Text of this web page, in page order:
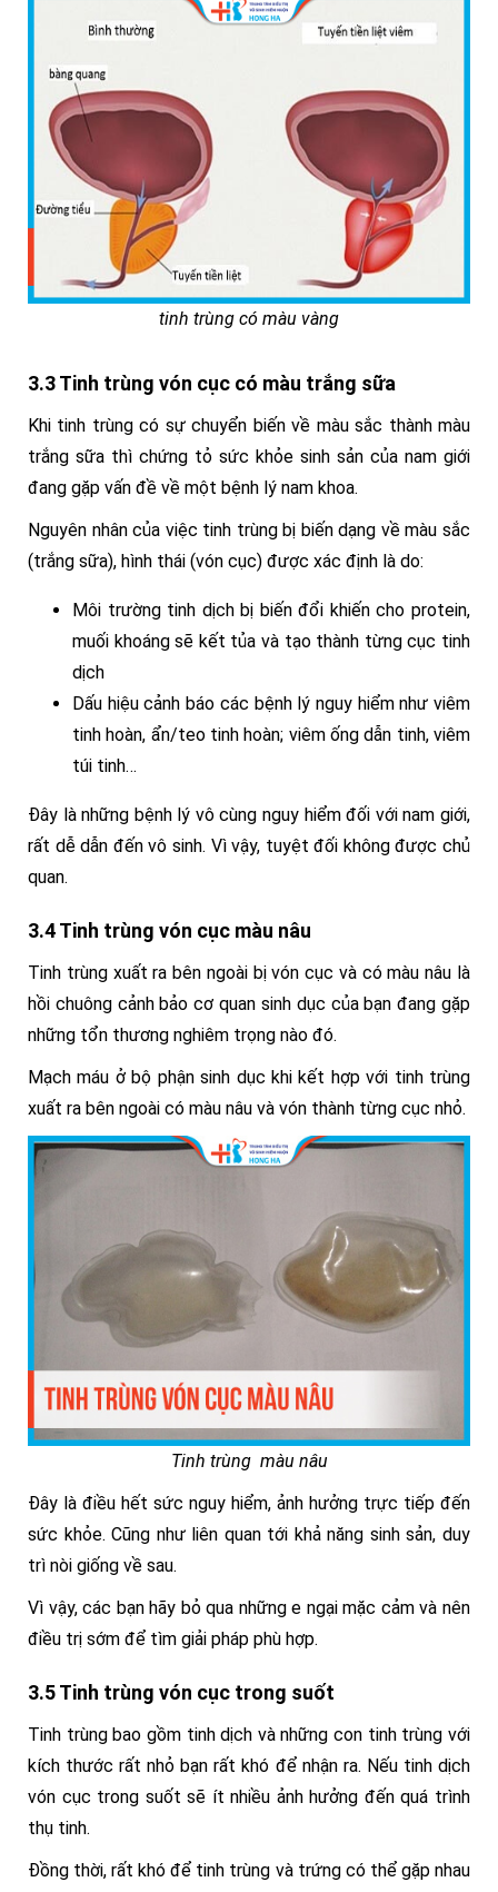
tinh trùng có màu vàng
3.3 Tinh trùng vón cục có màu trắng sữa
Khi tinh trùng có sự chuyển biến về màu sắc thành màu
trắng sữa thì chứng tỏ sức khỏe sinh sản của nam giới
đang gặp vấn đề về một bệnh lý nam khoa.
Nguyên nhân của việc tinh trùng bị biến dạng về màu sắc
(trắng sữa), hình thái (vón cục) được xác định là do:
Môi trường tinh dịch bị biến đổi khiến cho protein,
muối khoáng sẽ kết tủa và tạo thành từng cục tinh
dịch
Dấu hiệu cảnh báo các bệnh lý nguy hiểm như viêm
tinh hoàn, ẩn/teo tinh hoàn; viêm ống dẫn tinh, viêm
túi tinh…
Đây là những bệnh lý vô cùng nguy hiểm đối với nam giới,
rất dễ dẫn đến vô sinh. Vì vậy, tuyệt đối không được chủ
quan.
3.4 Tinh trùng vón cục màu nâu
Tinh trùng xuất ra bên ngoài bị vón cục và có màu nâu là
hồi chuông cảnh bảo cơ quan sinh dục của bạn đang gặp
những tổn thương nghiêm trọng nào đó.
Mạch máu ở bộ phận sinh dục khi kết hợp với tinh trùng
xuất ra bên ngoài có màu nâu và vón thành từng cục nhỏ.
Tinh trùng màu nâu
Đây là điều hết sức nguy hiểm, ảnh hưởng trực tiếp đến
sức khỏe. Cũng như liên quan tới khả năng sinh sản, duy
trì nòi giống về sau.
Vì vậy, các bạn hãy bỏ qua những e ngại mặc cảm và nên
điều trị sớm để tìm giải pháp phù hợp.
3.5 Tinh trùng vón cục trong suốt
Tinh trùng bao gồm tinh dịch và những con tinh trùng với
kích thước rất nhỏ bạn rất khó để nhận ra. Nếu tinh dịch
vón cục trong suốt sẽ ít nhiều ảnh hưởng đến quá trình
thụ tinh.
Đồng thời, rất khó để tinh trùng và trứng có thể gặp nhau